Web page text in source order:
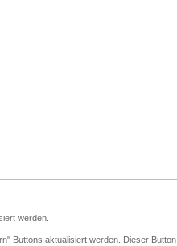
werden.
Buttons aktualisiert werden. Dieser Button